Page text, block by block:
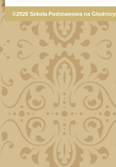
©2026 Szkoła Podstawowa na Głodnicy